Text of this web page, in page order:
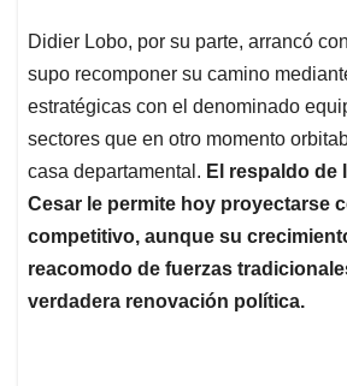
Didier Lobo, por su parte, arrancó
supo recomponer su camino
estratégicas con el denominado
sectores que en otro momento
casa departamental. El respaldo de
Cesar le permite hoy proyectarse
competitivo, aunque su
reacomodo de fuerzas
verdadera renovación política.